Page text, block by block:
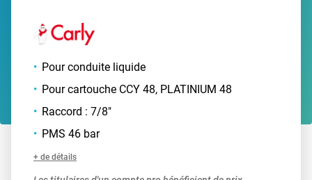
Pour conduite liquide
Pour cartouche CCY 48, PLATINIUM 48
Raccord : 7/8"
PMS 46 bar
+ de détails